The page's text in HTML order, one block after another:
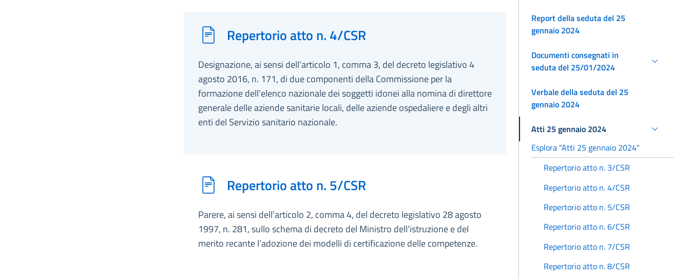
Repertorio atto n. 4/CSR
Designazione, ai sensi dell’articolo 1, comma 3, del decreto legislativo 4
agosto 2016, n. 171, di due componenti della Commissione per la
formazione dell’elenco nazionale dei soggetti idonei alla nomina di direttore
generale delle aziende sanitarie locali, delle aziende ospedaliere e degli altri
enti del Servizio sanitario nazionale.
Repertorio atto n. 5/CSR
Parere, ai sensi dell’articolo 2, comma 4, del decreto legislativo 28 agosto
1997, n. 281, sullo schema di decreto del Ministro dell’istruzione e del
merito recante l’adozione dei modelli di certificazione delle competenze.
Report della seduta del 25
gennaio 2024
Documenti consegnati in
seduta del 25/01/2024
Verbale della seduta del 25
gennaio 2024
Atti 25 gennaio 2024
Esplora "Atti 25 gennaio 2024"
Repertorio atto n. 3/CSR
Repertorio atto n. 4/CSR
Repertorio atto n. 5/CSR
Repertorio atto n. 6/CSR
Repertorio atto n. 7/CSR
Repertorio atto n. 8/CSR